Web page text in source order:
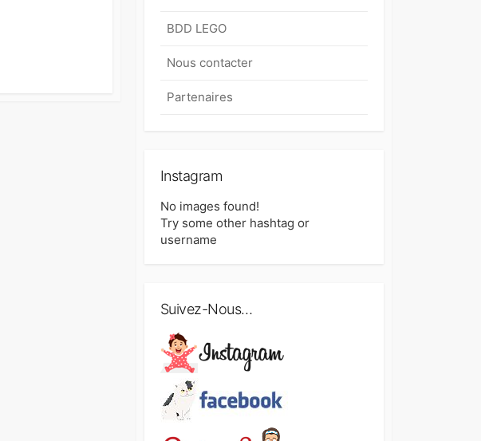
BDD LEGO
Nous contacter
Partenaires
Instagram
No images found!
Try some other hashtag or
username
Suivez-Nous…